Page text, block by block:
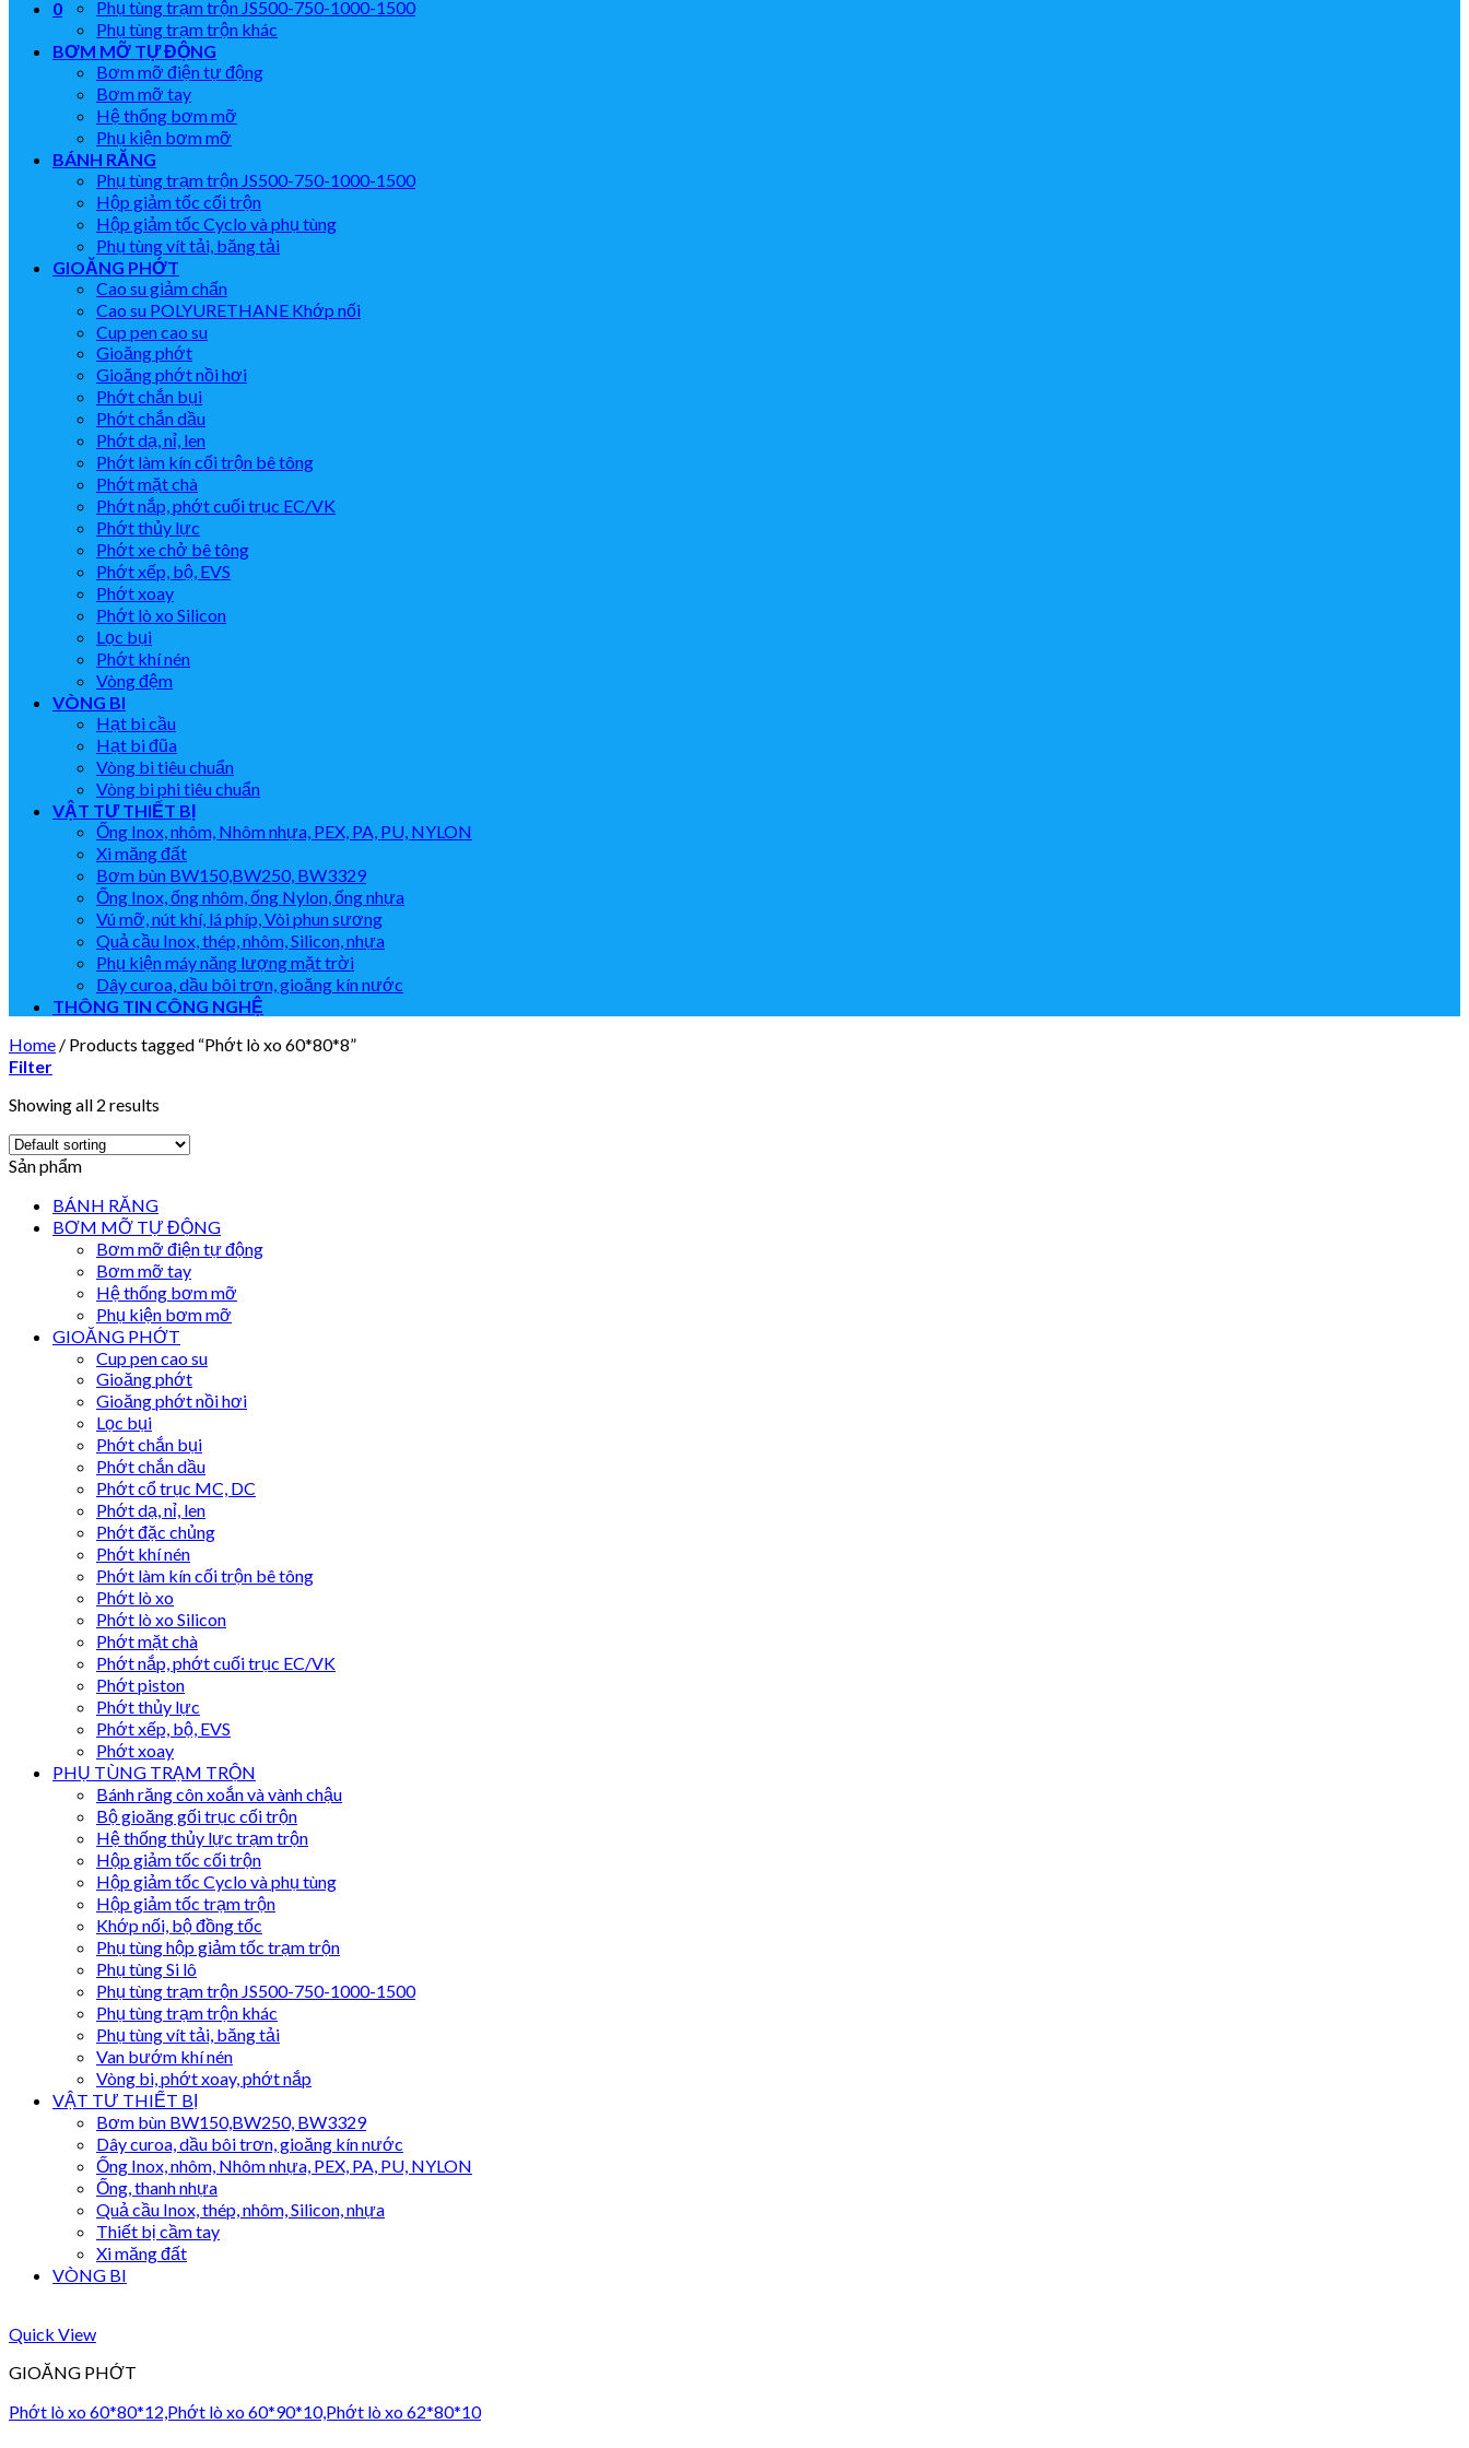
0
Phụ tùng trạm trộn JS500-750-1000-1500
Phụ tùng trạm trộn khác
BƠM MỠ TỰ ĐỘNG
Bơm mỡ điện tự động
Bơm mỡ tay
Hệ thống bơm mỡ
Phụ kiện bơm mỡ
BÁNH RĂNG
Phụ tùng trạm trộn JS500-750-1000-1500
Hộp giảm tốc cối trộn
Hộp giảm tốc Cyclo và phụ tùng
Phụ tùng vít tải, băng tải
GIOĂNG PHỚT
Cao su giảm chấn
Cao su POLYURETHANE Khớp nối
Cup pen cao su
Gioăng phớt
Gioăng phớt nồi hơi
Phớt chắn bụi
Phớt chắn dầu
Phớt dạ, nỉ, len
Phớt làm kín cối trộn bê tông
Phớt mặt chà
Phớt nắp, phớt cuối trục EC/VK
Phớt thủy lực
Phớt xe chở bê tông
Phớt xếp, bộ, EVS
Phớt xoay
Phớt lò xo Silicon
Lọc bụi
Phớt khí nén
Vòng đệm
VÒNG BI
Hạt bi cầu
Hạt bi đũa
Vòng bi tiêu chuẩn
Vòng bi phi tiêu chuẩn
VẬT TƯ THIẾT BỊ
Ống Inox, nhôm, Nhôm nhựa, PEX, PA, PU, NYLON
Xi măng đất
Bơm bùn BW150,BW250, BW3329
Ống Inox, ống nhôm, ống Nylon, ống nhựa
Vú mỡ, nút khí, lá phíp, Vòi phun sương
Quả cầu Inox, thép, nhôm, Silicon, nhựa
Phụ kiện máy năng lượng mặt trời
Dây curoa, dầu bôi trơn, gioăng kín nước
THÔNG TIN CÔNG NGHỆ
Home / Products tagged “Phớt lò xo 60*80*8”
Filter
Showing all 2 results
Sản phẩm
BÁNH RĂNG
BƠM MỠ TỰ ĐỘNG
Bơm mỡ điện tự động
Bơm mỡ tay
Hệ thống bơm mỡ
Phụ kiện bơm mỡ
GIOĂNG PHỚT
Cup pen cao su
Gioăng phớt
Gioăng phớt nồi hơi
Lọc bụi
Phớt chắn bụi
Phớt chắn dầu
Phớt cổ trục MC, DC
Phớt dạ, nỉ, len
Phớt đặc chủng
Phớt khí nén
Phớt làm kín cối trộn bê tông
Phớt lò xo
Phớt lò xo Silicon
Phớt mặt chà
Phớt nắp, phớt cuối trục EC/VK
Phớt piston
Phớt thủy lực
Phớt xếp, bộ, EVS
Phớt xoay
PHỤ TÙNG TRẠM TRỘN
Bánh răng côn xoắn và vành chậu
Bộ gioăng gối trục cối trộn
Hệ thống thủy lực trạm trộn
Hộp giảm tốc cối trộn
Hộp giảm tốc Cyclo và phụ tùng
Hộp giảm tốc trạm trộn
Khớp nối, bộ đồng tốc
Phụ tùng hộp giảm tốc trạm trộn
Phụ tùng Si lô
Phụ tùng trạm trộn JS500-750-1000-1500
Phụ tùng trạm trộn khác
Phụ tùng vít tải, băng tải
Van bướm khí nén
Vòng bi, phớt xoay, phớt nắp
VẬT TƯ THIẾT BỊ
Bơm bùn BW150,BW250, BW3329
Dây curoa, dầu bôi trơn, gioăng kín nước
Ống Inox, nhôm, Nhôm nhựa, PEX, PA, PU, NYLON
Ống, thanh nhựa
Quả cầu Inox, thép, nhôm, Silicon, nhựa
Thiết bị cầm tay
Xi măng đất
VÒNG BI
Quick View
GIOĂNG PHỚT
Phớt lò xo 60*80*12,Phớt lò xo 60*90*10,Phớt lò xo 62*80*10